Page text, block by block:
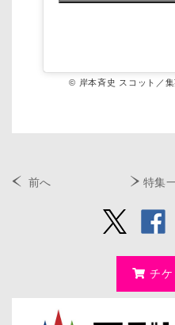
© 岸本斉史 スコット／
前へ 特集
チ